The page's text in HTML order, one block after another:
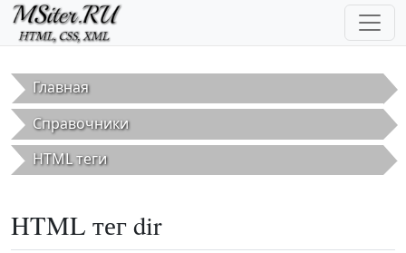
Перейти к основному содержанию
Главная
Справочники
HTML теги
HTML тег dir